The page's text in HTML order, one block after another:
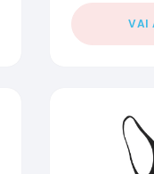
VAI